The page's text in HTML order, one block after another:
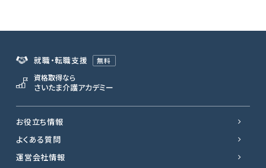
就職・転職支援 無料
資格取得なら
さいたま介護アカデミー
お役立ち情報
よくある質問
運営会社情報